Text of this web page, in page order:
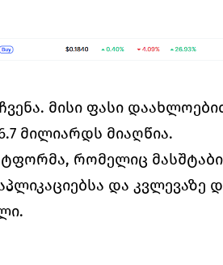
მისი ფასი
მილიარდს მიაღწია.
რომელიც
და კვლევაზე